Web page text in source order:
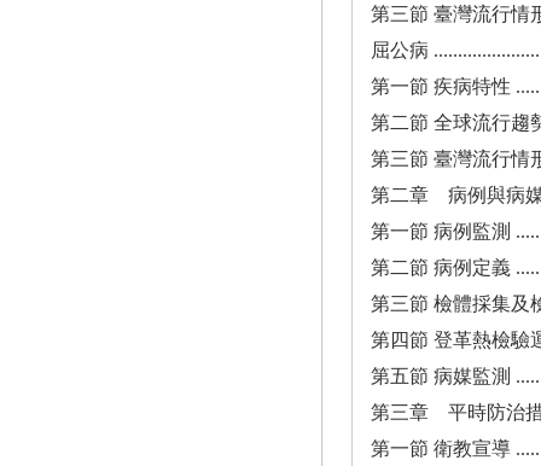
第三節 臺灣流行情
屈公病
第一節 疾病特性
第二節 全球流行趨
第三節 臺灣流行情
第二章 病例與病媒
第一節 病例監測
第二節 病例定義
第三節 檢體採集及
第四節 登革熱檢驗
第五節 病媒監測
第三章 平時防治措
第一節 衛教宣導